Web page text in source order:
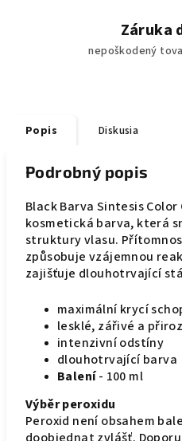
Záruka
nepoškodený
Popis Diskusia
Podrobný popis
Black Barva Sintesis
kosmetická barva, která
struktury vlasu.
způsobuje vzájemnou
zajišťuje dlouhotrvající
maximální krycí
lesklé, zářivé a
intenzivní odstíny
dlouhotrvající barva
Balení- 100 ml
Výběr peroxidu
Peroxid není obsahem